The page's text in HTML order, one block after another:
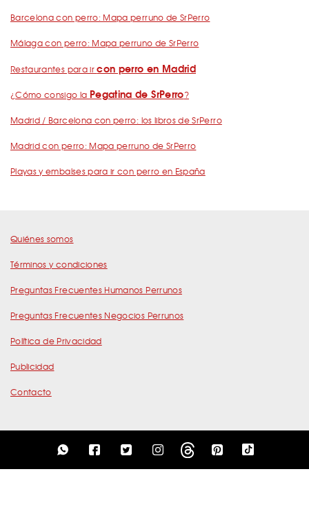
Barcelona con perro: Mapa perruno de SrPerro
Málaga con perro: Mapa perruno de SrPerro
Restaurantes para ircon perro en Madrid
¿Cómo consigo la Pegatina de SrPerro?
Madrid / Barcelona con perro: los libros de SrPerro
Madrid con perro: Mapa perruno de SrPerro
Playas y embalses para ir con perro en España
Quiénes somos
Términos y condiciones
Preguntas Frecuentes Humanos Perrunos
Preguntas Frecuentes Negocios Perrunos
Política de Privacidad
Publicidad
Contacto